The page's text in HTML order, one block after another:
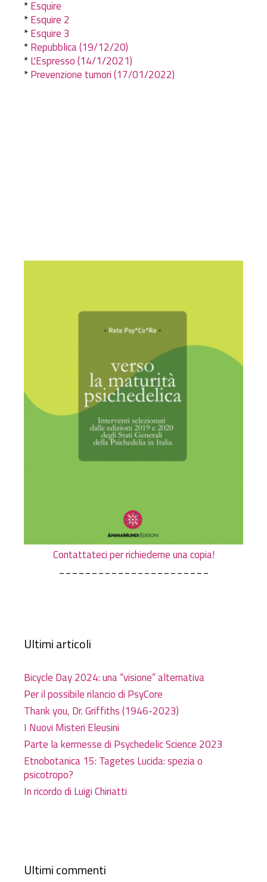
*Esquire
*Esquire 2
*Esquire 3
*Repubblica (19/12/20)
*L'Espresso (14/1/2021)
*Prevenzione tumori (17/01/2022)
Contattateci per richiederne una copia!
Ultimi articoli
Bicycle Day 2024: una “visione” alternativa
Per il possibile rilancio di PsyCore
Thank you, Dr. Griffiths (1946-2023)
I Nuovi Misteri Eleusini
Parte la kermesse di Psychedelic Science 2023
Etnobotanica 15: Tagetes Lucida: spezia o
psicotropo?
In ricordo di Luigi Chiriatti
Ultimi commenti